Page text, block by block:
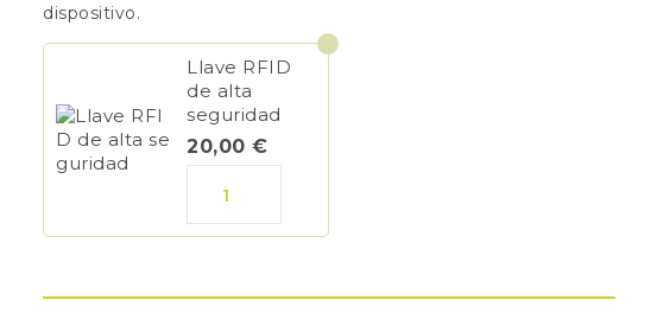
dispositivo.
Llave RFID
de alta
seguridad
20,00€
cantidad